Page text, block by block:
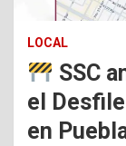
LOCAL
SSC
el
en